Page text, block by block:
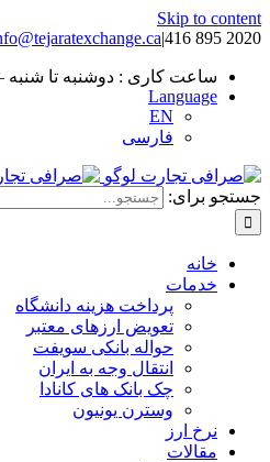
Skip to content
2020 895 416
|
ساعت کاری : دوشنبه تا شنبه – 10 الی
Language
EN
فارسی
جستجو برای:
خانه
خدمات
پرداخت هزینه دانشگاه
تعویض ارزهای معتبر
حواله بانکی سویفت
انتقال وجه به ایران
چک بانک های کانادا
وسترن یونیون
نرخ ارز
مقالات